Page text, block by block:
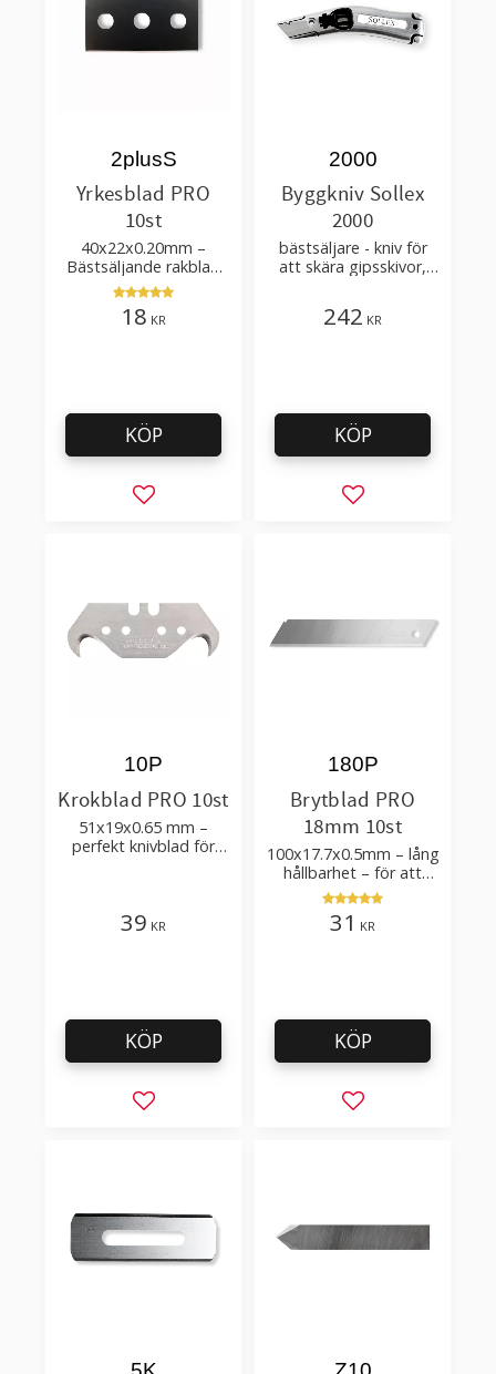
Yrkesblad PRO
10st
40x22x0.20mm –
Bästsäljande rakblad
för att skära tapet, tyg,
filt, hobby bruk
2plusS
18 KR
Lägg till i favoriter
KÖP
Byggkniv Sollex
2000
bästsäljare - kniv för
att skära gipsskivor,
2000
242 KR
Lägg till i
KÖP
Krokblad PRO 10st
51x19x0.65 mm –
perfekt knivblad för
10P
39 KR
Lägg till i favoriter
KÖP
Brytblad PRO
18mm 10st
100x17.7x0.5mm – lång
hållbarhet – för att
skära kartong, tapet
och golvmaterial
180P
31 KR
Lägg till i
KÖP